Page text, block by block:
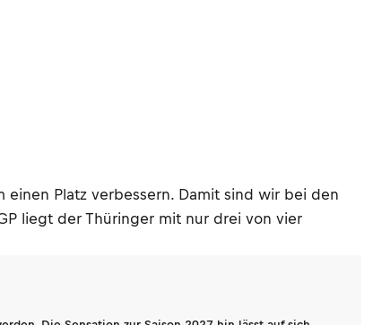
Platz verbessern. Damit sind wir bei den
liegt der Thüringer mit nur drei von vier